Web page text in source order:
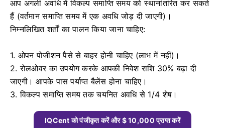
आप अगली अवधि में विकल्प समाप्ति समय को स्थानांतरित कर सकते
हैं (वर्तमान समाप्ति समय में एक अवधि जोड़ दी जाएगी)।
निम्नलिखित शर्तों का पालन किया जाना चाहिए:
1. ओपन पोजीशन पैसे से बाहर होनी चाहिए (लाभ में नहीं)।
2. रोलओवर का उपयोग करके आपकी निवेश राशि 30% बढ़ा दी
जाएगी।आपके पास पर्याप्त बैलेंस होना चाहिए।
3. विकल्प समाप्ति समय तक चयनित अवधि से 1/4 शेष।
IQCent को पंजीकृत करें और $ 10,000 प्राप्त करें